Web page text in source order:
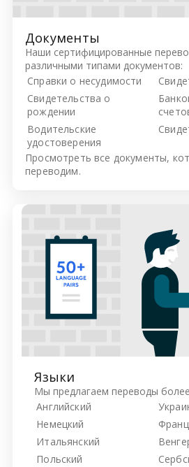
Документы
Наши сертифицированные
различными типами документов:
Справки о несудимости
Свидетельства о
рождении
Водительские
удостоверения
Просмотреть все документы,
переводим.
Языки
Мы предлагаем переводы
Английский
Немецкий
Итальянский
Польский